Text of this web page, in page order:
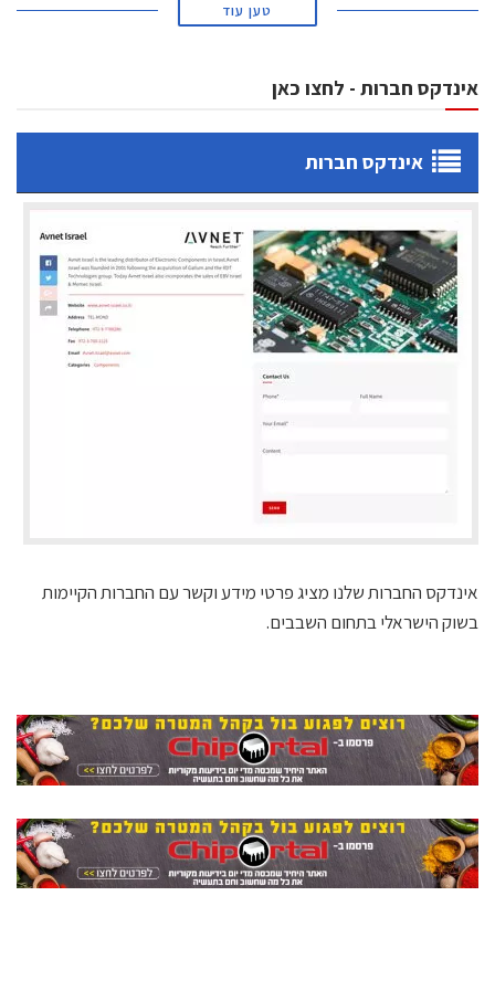
טען עוד
אינדקס חברות - לחצו כאן
אינדקס חברות
אינדקס החברות שלנו מציג פרטי מידע וקשר עם החברות הקיימות
בשוק הישראלי בתחום השבבים.